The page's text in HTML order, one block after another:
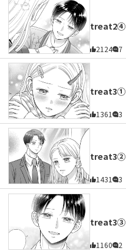
treat2④
2124 7
treat3①
1361 3
treat3②
1431 3
treat3③
1160 2